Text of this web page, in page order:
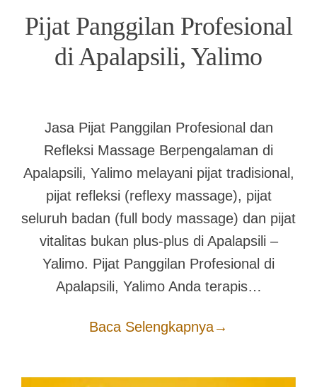
Pijat Panggilan Profesional
di Apalapsili, Yalimo
Jasa Pijat Panggilan Profesional dan
Refleksi Massage Berpengalaman di
Apalapsili, Yalimo melayani pijat tradisional,
pijat refleksi (reflexy massage), pijat
seluruh badan (full body massage) dan pijat
vitalitas bukan plus-plus di Apalapsili –
Yalimo. Pijat Panggilan Profesional di
Apalapsili, Yalimo Anda terapis…
Baca Selengkapnya→